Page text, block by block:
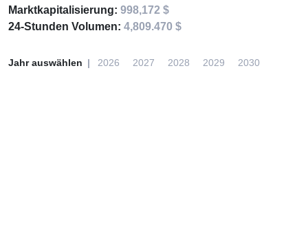
Marktkapitalisierung: 998,172 $
24-Stunden Volumen: 4,809.470 $
Jahr auswählen 2026 2027 2028 2029 2030